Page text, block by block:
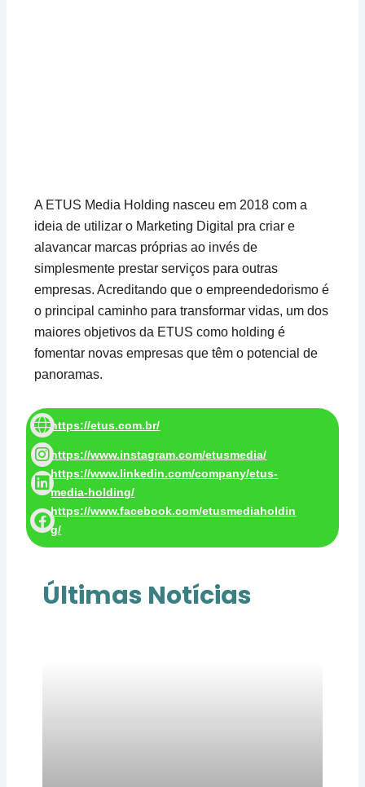
A ETUS Media Holding nasceu em 2018 com a
ideia de utilizar o Marketing Digital pra criar e
alavancar marcas próprias ao invés de
simplesmente prestar serviços para outras
empresas. Acreditando que o empreendedorismo é
o principal caminho para transformar vidas, um dos
maiores objetivos da ETUS como holding é
fomentar novas empresas que têm o potencial de
panoramas.
https://etus.com.br/
https://www.instagram.com/etusmedia/
https://www.linkedin.com/company/etus-
media-holding/
https://www.facebook.com/etusmediaholdin
g/
Últimas Notícias